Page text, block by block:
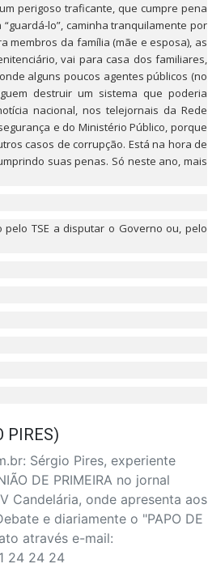
perigoso traficante, que cumpre pena
lo”, caminha tranquilamente por
membros da família (mãe e esposa), as
vai para casa dos familiares,
alguns poucos agentes públicos (no
destruir um sistema que poderia
nacional, nos telejornais da Rede
e do Ministério Público, porque
casos de corrupção. Está na hora de
suas penas. Só neste ano, mais
TSE a disputar o Governo ou, pelo
PIRES)
Sérgio Pires, experiente
DE PRIMEIRA no jornal
Candelária, onde apresenta aos
e diariamente o "PAPO DE
através e-mail:
24 24 24